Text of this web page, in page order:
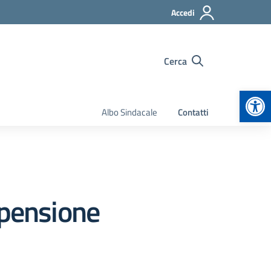
Accedi
Cerca
Albo Sindacale Contatti